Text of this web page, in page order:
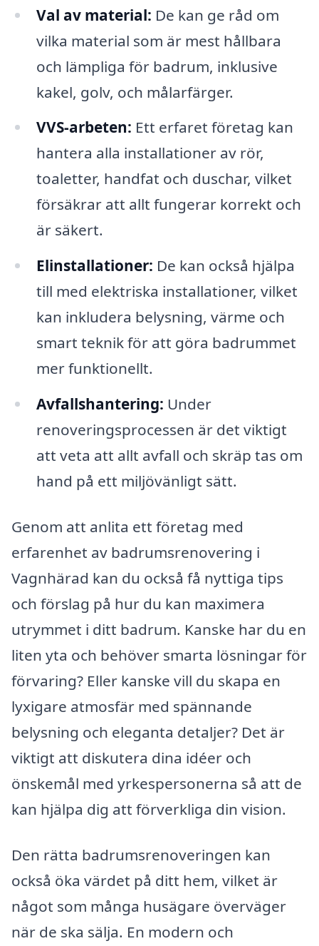
Val av material: De kan ge råd om
vilka material som är mest hållbara
och lämpliga för badrum, inklusive
kakel, golv, och målarfärger.
VVS-arbeten: Ett erfaret företag kan
hantera alla installationer av rör,
toaletter, handfat och duschar, vilket
försäkrar att allt fungerar korrekt och
är säkert.
Elinstallationer: De kan också hjälpa
till med elektriska installationer, vilket
kan inkludera belysning, värme och
smart teknik för att göra badrummet
mer funktionellt.
Avfallshantering: Under
renoveringsprocessen är det viktigt
att veta att allt avfall och skräp tas om
hand på ett miljövänligt sätt.
Genom att anlita ett företag med
erfarenhet av badrumsrenovering i
Vagnhärad kan du också få nyttiga tips
och förslag på hur du kan maximera
utrymmet i ditt badrum. Kanske har du en
liten yta och behöver smarta lösningar för
förvaring? Eller kanske vill du skapa en
lyxigare atmosfär med spännande
belysning och eleganta detaljer? Det är
viktigt att diskutera dina idéer och
önskemål med yrkespersonerna så att de
kan hjälpa dig att förverkliga din vision.
Den rätta badrumsrenoveringen kan
också öka värdet på ditt hem, vilket är
något som många husägare överväger
när de ska sälja. En modern och